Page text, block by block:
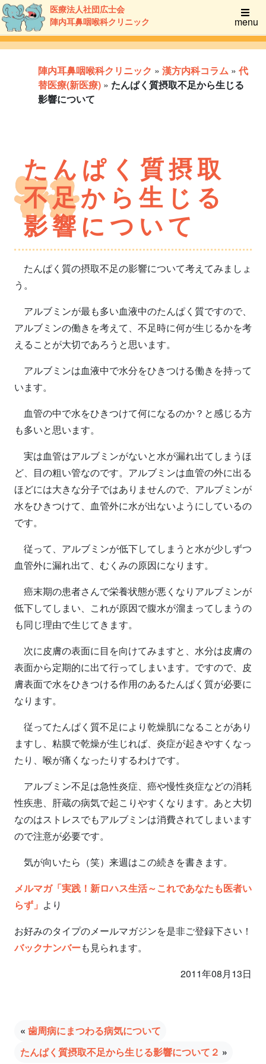
医療法人社団広士会
陣内耳鼻咽喉科クリニック
menu
陣内耳鼻咽喉科クリニック » 漢方内科コラム » 代
替医療(新医療) » たんぱく質摂取不足から生じる
影響について
たんぱく質摂取
不足から生じる
影響について
たんぱく質の摂取不足の影響について考えてみましょ
う。
アルブミンが最も多い血液中のたんぱく質ですので、
アルブミンの働きを考えて、不足時に何が生じるかを考
えることが大切であろうと思います。
アルブミンは血液中で水分をひきつける働きを持って
います。
血管の中で水をひきつけて何になるのか？と感じる方
も多いと思います。
実は血管はアルブミンがないと水が漏れ出てしまうほ
ど、目の粗い管なのです。アルブミンは血管の外に出る
ほどには大きな分子ではありませんので、アルブミンが
水をひきつけて、血管外に水が出ないようにしているの
です。
従って、アルブミンが低下してしまうと水が少しずつ
血管外に漏れ出て、むくみの原因になります。
癌末期の患者さんで栄養状態が悪くなりアルブミンが
低下してしまい、これが原因で腹水が溜まってしまうの
も同じ理由で生じてきます。
次に皮膚の表面に目を向けてみますと、水分は皮膚の
表面から定期的に出て行ってしまいます。ですので、皮
膚表面で水をひきつける作用のあるたんぱく質が必要に
なります。
従ってたんぱく質不足により乾燥肌になることがあり
ますし、粘膜で乾燥が生じれば、炎症が起きやすくなっ
たり、喉が痛くなったりするわけです。
アルブミン不足は急性炎症、癌や慢性炎症などの消耗
性疾患、肝蔵の病気で起こりやすくなります。あと大切
なのはストレスでもアルブミンは消費されてしまいます
ので注意が必要です。
気が向いたら（笑）来週はこの続きを書きます。
メルマガ「実践！新ロハス生活～これであなたも医者い
らず」 より
お好みのタイプのメールマガジンを是非ご登録下さい！
バックナンバーも見られます。
2011年08月13日
« 歯周病にまつわる病気について
たんぱく質摂取不足から生じる影響について２ »